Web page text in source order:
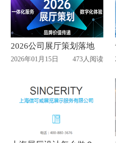
2026公司展厅策划落地
2026年01月15日 473人阅读